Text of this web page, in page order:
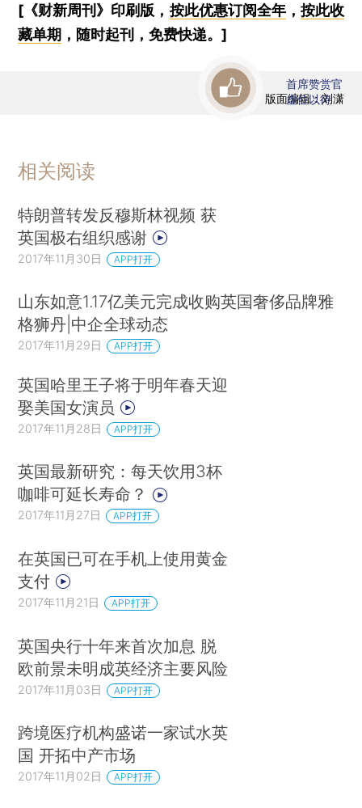
[《财新周刊》印刷版， 按此优惠订阅全年， 按此收
藏单期 ，随时起刊，免费快递。]
版面编辑：刘潇
首席赞赏官
虚位以待
相关阅读
特朗普转发反穆斯林视频 获
英国极右组织感谢
2017年11月30日 APP打开
山东如意1.17亿美元完成收购英国奢侈品牌雅
格狮丹|中企全球动态
2017年11月29日 APP打开
英国哈里王子将于明年春天迎
娶美国女演员
2017年11月28日 APP打开
英国最新研究：每天饮用3杯
咖啡可延长寿命？
2017年11月27日 APP打开
在英国已可在手机上使用黄金
支付
2017年11月21日 APP打开
英国央行十年来首次加息 脱
欧前景未明成英经济主要风险
2017年11月03日 APP打开
跨境医疗机构盛诺一家试水英
国 开拓中产市场
2017年11月02日 APP打开